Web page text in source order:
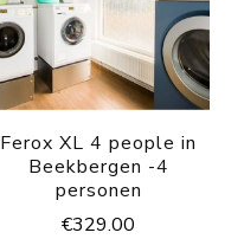
Ferox XL 4 people in
Beekbergen -4
personen
€329.00